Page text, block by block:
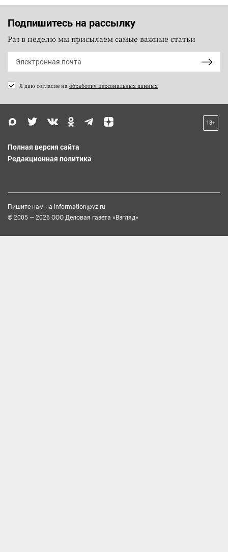
Подпишитесь на рассылку
Раз в неделю мы присылаем самые важные статьи
Я даю согласие на обработку персональных данных
18+
Полная версия сайта
Редакционная политика
Пишите нам на information@vz.ru
© 2005 — 2026 ООО Деловая газета «Взгляд»